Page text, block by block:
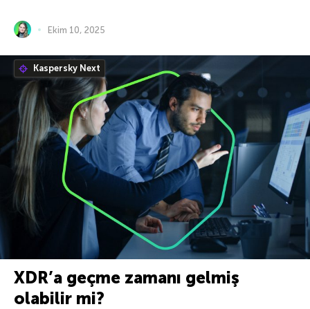
Ekim 10, 2025
Kaspersky Next
XDR’a geçme zamanı gelmiş
olabilir mi?